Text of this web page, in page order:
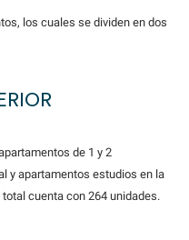
los cuales se dividen en dos
de 1 y 2
y apartamentos estudios en la
cuenta con 264 unidades.